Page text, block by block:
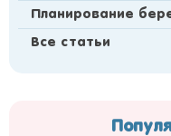
Планирование
Все статьи